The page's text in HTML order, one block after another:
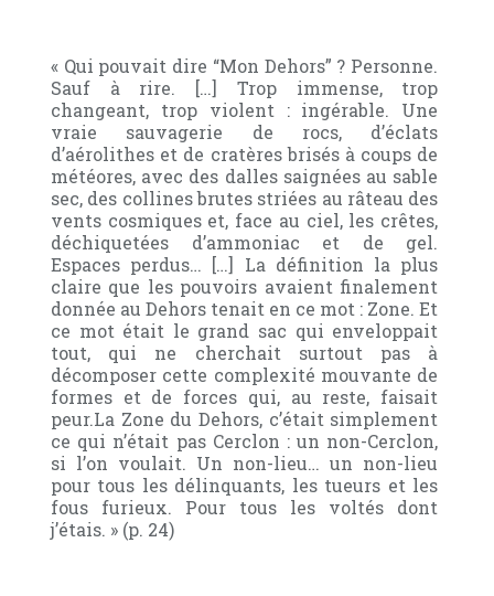
« Qui pouvait dire “Mon Dehors” ? Personne.
Sauf à rire. […] Trop immense, trop
changeant, trop violent : ingérable. Une
vraie sauvagerie de rocs, d’éclats
d’aérolithes et de cratères brisés à coups de
météores, avec des dalles saignées au sable
sec, des collines brutes striées au râteau des
vents cosmiques et, face au ciel, les crêtes,
déchiquetées d’ammoniac et de gel.
Espaces perdus… […] La définition la plus
claire que les pouvoirs avaient finalement
donnée au Dehors tenait en ce mot : Zone. Et
ce mot était le grand sac qui enveloppait
tout, qui ne cherchait surtout pas à
décomposer cette complexité mouvante de
formes et de forces qui, au reste, faisait
peur.La Zone du Dehors, c’était simplement
ce qui n’était pas Cerclon : un non-Cerclon,
si l’on voulait. Un non-lieu… un non-lieu
pour tous les délinquants, les tueurs et les
fous furieux. Pour tous les voltés dont
j’étais. » (p. 24)